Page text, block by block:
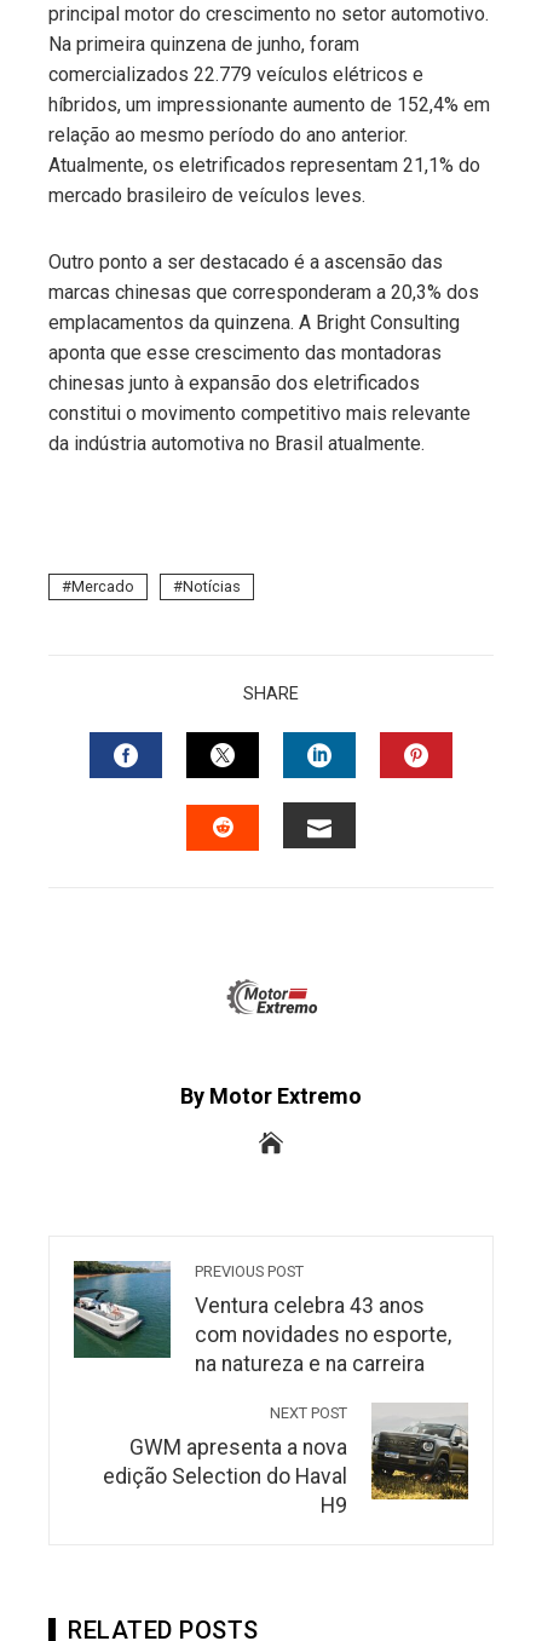
principal motor do crescimento no setor automotivo.
Na primeira quinzena de junho, foram
comercializados 22.779 veículos elétricos e
híbridos, um impressionante aumento de 152,4% em
relação ao mesmo período do ano anterior.
Atualmente, os eletrificados representam 21,1% do
mercado brasileiro de veículos leves.
Outro ponto a ser destacado é a ascensão das
marcas chinesas que corresponderam a 20,3% dos
emplacamentos da quinzena. A Bright Consulting
aponta que esse crescimento das montadoras
chinesas junto à expansão dos eletrificados
constitui o movimento competitivo mais relevante
da indústria automotiva no Brasil atualmente.
Mercado Notícias
SHARE
FACEBOOKTWITTERLINKEDIN
By Motor Extremo
PREVIOUS POST
Ventura celebra 43 anos
com novidades no esporte,
na natureza e na carreira
NEXT POST
GWM apresenta a nova
edição Selection do Haval
H9
RELATED POSTS